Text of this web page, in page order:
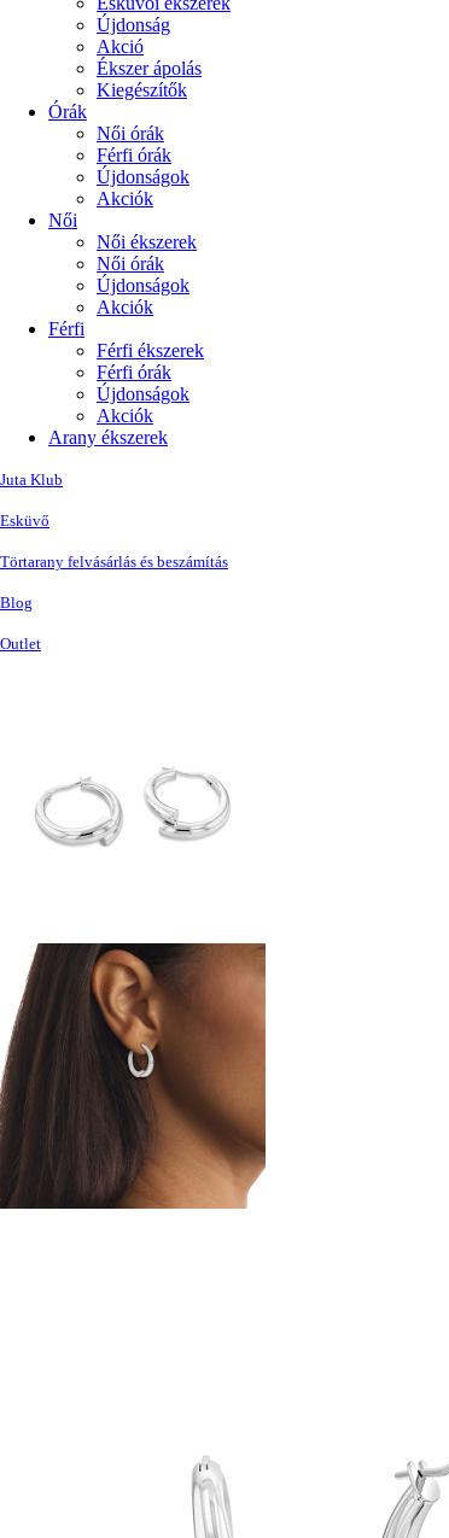
Újdonság
Akció
Ékszer ápolás
Kiegészítők
Órák
Női órák
Férfi órák
Újdonságok
Akciók
Női
Női ékszerek
Női órák
Újdonságok
Akciók
Férfi
Férfi ékszerek
Férfi órák
Újdonságok
Akciók
Arany ékszerek
Juta Klub
Esküvő
Törtarany felvásárlás és beszámítás
Blog
Outlet